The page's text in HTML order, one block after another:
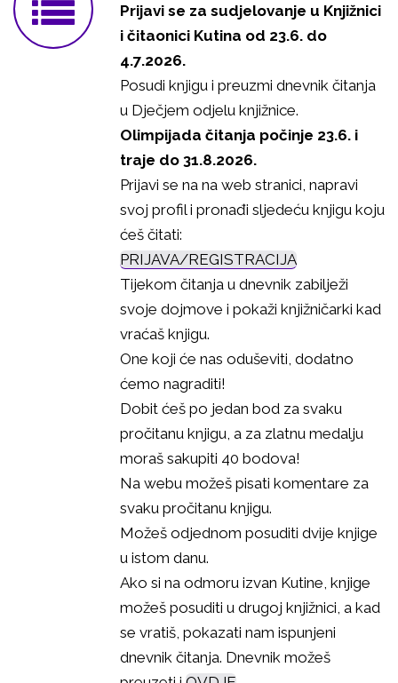
Prijavi se za sudjelovanje u Knjižnici
i čitaonici Kutina od 23.6. do
4.7.2026.
Posudi knjigu i preuzmi dnevnik čitanja
u Dječjem odjelu knjižnice.
Olimpijada čitanja počinje 23.6. i
traje do 31.8.2026.
Prijavi se na na web stranici, napravi
svoj profil i pronađi sljedeću knjigu koju
ćeš čitati:
PRIJAVA/REGISTRACIJA
Tijekom čitanja u dnevnik zabilježi
svoje dojmove i pokaži knjižničarki kad
vraćaš knjigu.
One koji će nas oduševiti, dodatno
ćemo nagraditi!
Dobit ćeš po jedan bod za svaku
pročitanu knjigu, a za zlatnu medalju
moraš sakupiti 40 bodova!
Na webu možeš pisati komentare za
svaku pročitanu knjigu.
Možeš odjednom posuditi dvije knjige
u istom danu.
Ako si na odmoru izvan Kutine, knjige
možeš posuditi u drugoj knjižnici, a kad
se vratiš, pokazati nam ispunjeni
dnevnik čitanja. Dnevnik možeš